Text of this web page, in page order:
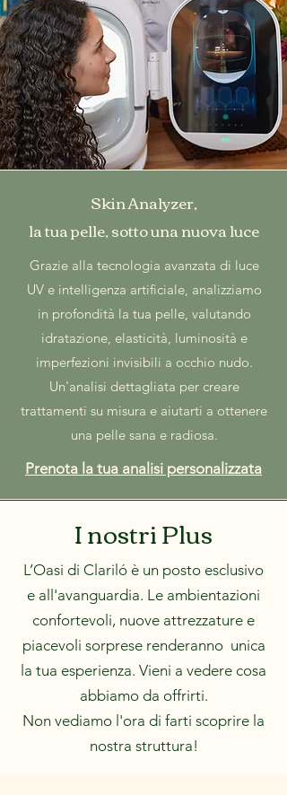
Skin Analyzer,
la tua pelle, sotto una nuova luce
Grazie alla tecnologia avanzata di luce
UV e intelligenza artificiale, analizziamo
in profondità la tua pelle, valutando
idratazione, elasticità, luminosità e
imperfezioni invisibili a occhio nudo.
Un'analisi dettagliata per creare
trattamenti su misura e aiutarti a ottenere
una pelle sana e radiosa.
Prenota la tua analisi personalizzata
I nostri Plus
L’Oasi di Clariló è un posto esclusivo
e all'avanguardia. Le ambientazioni
confortevoli, nuove attrezzature e
piacevoli sorprese renderanno unica
la tua esperienza. Vieni a vedere cosa
abbiamo da offrirti.
Non vediamo l'ora di farti scoprire la
nostra struttura!